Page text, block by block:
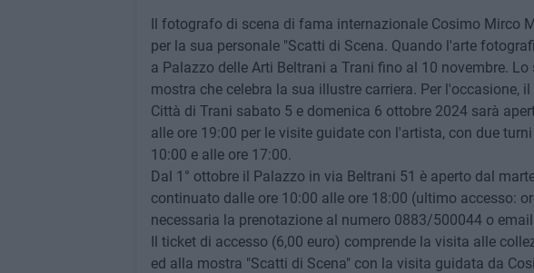
Il fotografo di scena di fama internazionale Cosimo Mirco
per la sua personale "Scatti di Scena. Quando l'arte
a Palazzo delle Arti Beltrani a Trani fino al 10 novembre.
mostra che celebra la sua illustre carriera. Per l'occasione,
Città di Trani sabato 5 e domenica 6 ottobre 2024 sarà
alle ore 19:00 per le visite guidate con l'artista, con due
10:00 e alle ore 17:00.
Dal 1° ottobre il Palazzo in via Beltrani 51 è aperto dal
continuato dalle ore 10:00 alle ore 18:00 (ultimo accesso:
necessaria la prenotazione al numero 0883/500044 o
Il ticket di accesso (6,00 euro) comprende la visita alle
ed alla mostra "Scatti di Scena" con la visita guidata da